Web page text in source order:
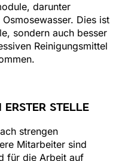
darunter
Dies ist
sondern auch besser
Reinigungsmittel
STELLE
strengen
Mitarbeiter sind
für die Arbeit auf